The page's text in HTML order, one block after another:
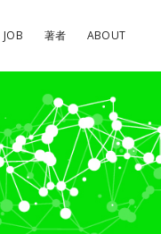
JOB 著者 ABOUT